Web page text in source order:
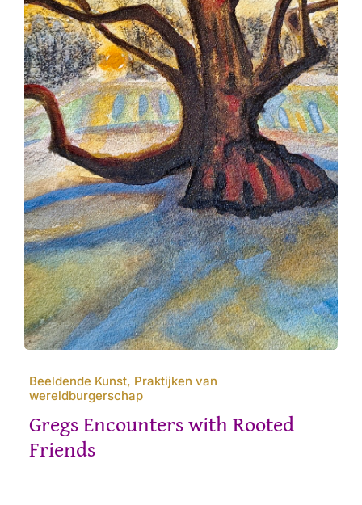
Beeldende Kunst, Praktijken van
wereldburgerschap
Gregs Encounters with Rooted
Friends